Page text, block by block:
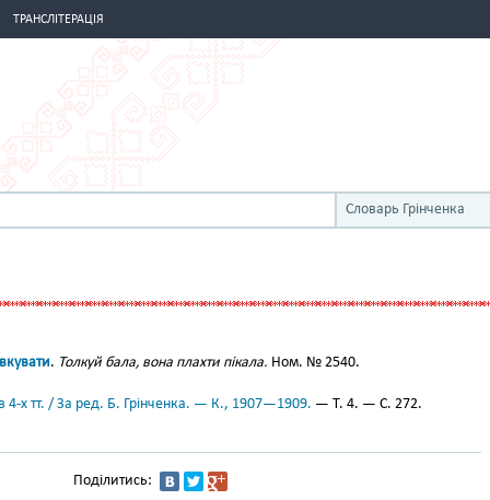
ТРАНСЛІТЕРАЦІЯ
Словарь Грінченка
. Толкуй бала, вона плахти пікала. Ном. № 2540.
4-х тт. / За ред. Б. Грінченка. — К., 1907—1909. — Т. 4. — С. 272.
Поділитись: